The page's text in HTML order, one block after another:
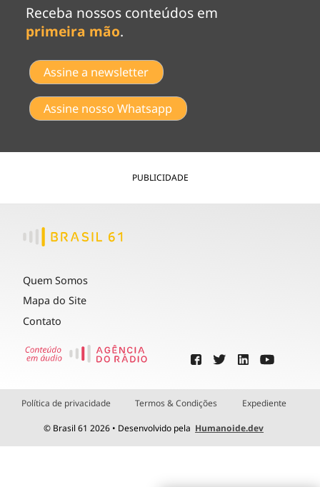
Receba nossos conteúdos em
primeira mão.
Assine a newsletter
Assine nosso Whatsapp
PUBLICIDADE
Quem Somos
Mapa do Site
Contato
Política de privacidade Termos & Condições Expediente
© Brasil 61 2026 • Desenvolvido pela Humanoide.dev